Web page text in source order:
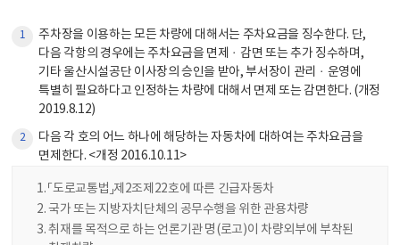
1
주차장을 이용하는 모든 차량에 대해서는 주차요금을 징수한다. 단,
다음 각항의 경우에는 주차요금을 면제ㆍ감면 또는 추가 징수하며,
기타 울산시설공단 이사장의 승인을 받아, 부서장이 관리ㆍ운영에
특별히 필요하다고 인정하는 차량에 대해서 면제 또는 감면한다. (개정
2019.8.12)
2
다음 각 호의 어느 하나에 해당하는 자동차에 대하여는 주차요금을
면제한다. <개정 2016.10.11>
「도로교통법」제2조제22호에 따른 긴급자동차
국가 또는 지방자치단체의 공무수행을 위한 관용차량
취재를 목적으로 하는 언론기관 명(로고)이 차량외부에 부착된